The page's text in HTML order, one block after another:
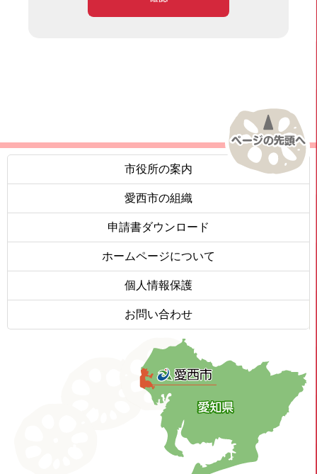
市役所の案内
愛西市の組織
申請書ダウンロード
ホームページについて
個人情報保護
お問い合わせ